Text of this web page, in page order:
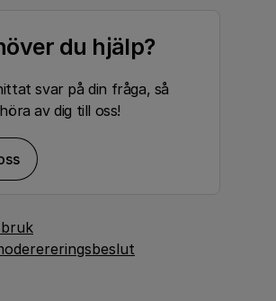
du hjälp?
svar på din fråga, så
av dig till oss!